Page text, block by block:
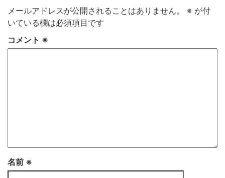
メールアドレスが公開されることはありません。 ※ が付
いている欄は必須項目です
コメント ※
名前 ※